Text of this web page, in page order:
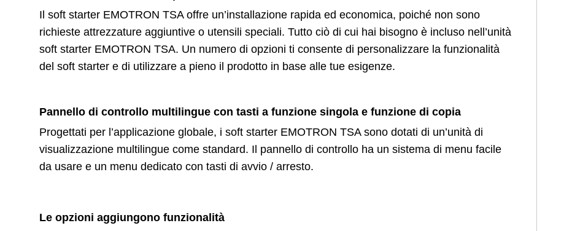
Il soft starter EMOTRON TSA offre un’installazione rapida ed economica, poiché non sono
richieste attrezzature aggiuntive o utensili speciali. Tutto ciò di cui hai bisogno è incluso nell’unità
soft starter EMOTRON TSA. Un numero di opzioni ti consente di personalizzare la funzionalità
del soft starter e di utilizzare a pieno il prodotto in base alle tue esigenze.
Pannello di controllo multilingue con tasti a funzione singola e funzione di copia
Progettati per l’applicazione globale, i soft starter EMOTRON TSA sono dotati di un’unità di
visualizzazione multilingue come standard. Il pannello di controllo ha un sistema di menu facile
da usare e un menu dedicato con tasti di avvio / arresto.
Le opzioni aggiungono funzionalità